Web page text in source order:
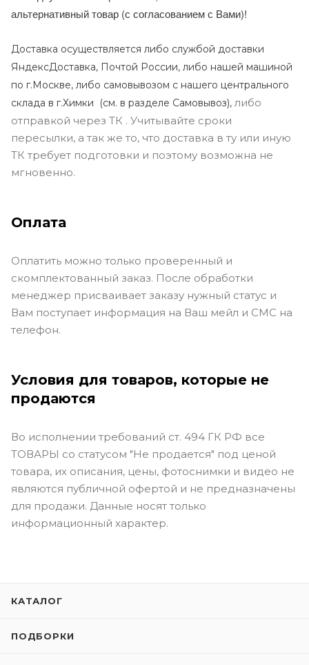
альтернативный товар (с согласованием с Вами)!
Доставка осуществляется либо службой доставки
ЯндексДоставка, Почтой России, либо нашей машиной
по г.Москве, либо самовывозом с нашего центрального
склада в г.Химки (см. в разделе Самовывоз), либо
отправкой через ТК . Учитывайте сроки
пересылки, а так же то, что доставка в ту или иную
ТК требует подготовки и поэтому возможна не
мгновенно.
Оплата
Оплатить можно только проверенный и
скомплектованный заказ. После обработки
менеджер присваивает заказу нужный статус и
Вам поступает информация на Ваш мейл и СМС на
телефон.
Условия для товаров, которые не
продаются
Во исполнении требований ст. 494 ГК РФ все
ТОВАРЫ со статусом "Не продается" под ценой
товара, их описания, цены, фотоснимки и видео не
являются публичной офертой и не предназначены
для продажи. Данные носят только
информационный характер.
КАТАЛОГ
ПОДБОРКИ